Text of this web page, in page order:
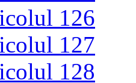
126
127
128